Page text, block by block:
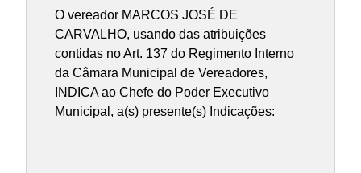
O vereador MARCOS JOSÉ DE
CARVALHO, usando das atribuições
contidas no Art. 137 do Regimento Interno
da Câmara Municipal de Vereadores,
INDICA ao Chefe do Poder Executivo
Municipal, a(s) presente(s) Indicações: